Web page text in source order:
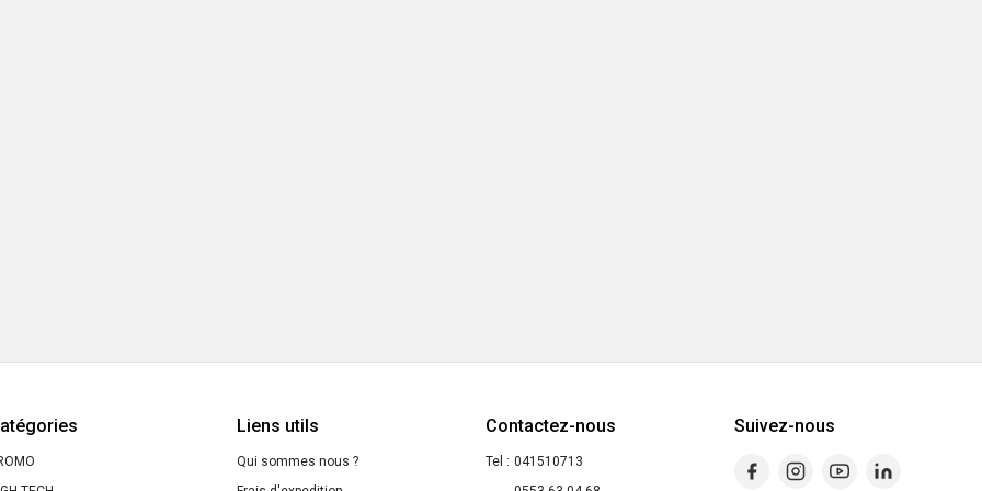
Liens utils
Qui sommes nous ?
Contactez-nous
Tel : 041510713
Suivez-nous